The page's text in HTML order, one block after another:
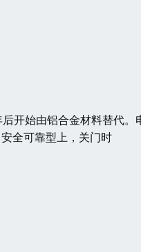
开始由铝合金材料替代。
全可靠型上，关门时